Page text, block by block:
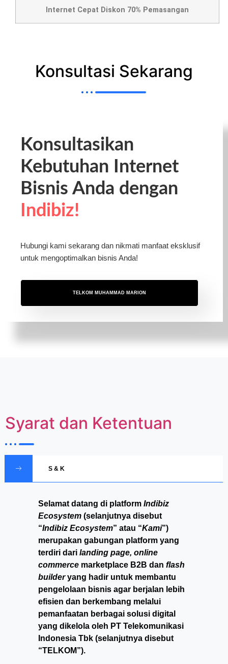
Internet Cepat Diskon 70% Pemasangan
Konsultasi Sekarang
Konsultasikan
Kebutuhan Internet
Bisnis Anda dengan
Indibiz!
Hubungi kami sekarang dan nikmati manfaat eksklusif
untuk mengoptimalkan bisnis Anda!
TELKOM MUHAMMAD MARION
Syarat dan Ketentuan
S & K
Selamat datang di platform Indibiz
Ecosystem (selanjutnya disebut
“Indibiz Ecosystem” atau “Kami”)
merupakan gabungan platform yang
terdiri dari landing page, online
commerce marketplace B2B dan flash
builderyang hadir untuk membantu
pengelolaan bisnis agar berjalan lebih
efisien dan berkembang melalui
pemanfaatan berbagai solusi digital
yang dikelola oleh PT Telekomunikasi
Indonesia Tbk (selanjutnya disebut
“TELKOM”).